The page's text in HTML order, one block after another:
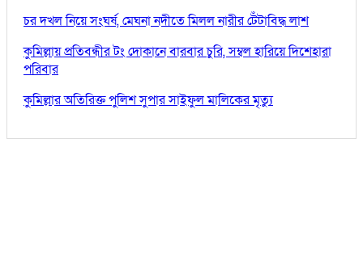
চর দখল নিয়ে সংঘর্ষ, মেঘনা নদীতে মিলল নারীর টেঁটাবিদ্ধ লাশ
কুমিল্লায় প্রতিবন্ধীর টং দোকানে বারবার চুরি, সম্বল হারিয়ে দিশেহারা
পরিবার
কুমিল্লার অতিরিক্ত পুলিশ সুপার সাইফুল মালিকের মৃত্যু